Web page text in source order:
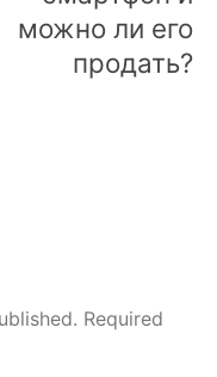
можно ли его
продать?
Required